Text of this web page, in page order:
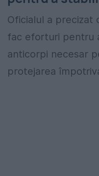
Oficialul a precizat
fac eforturi pentru
anticorpi necesar
protejarea